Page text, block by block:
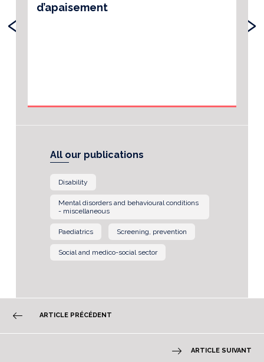
d’apaisement
‹ ›
All our publications
Disability
Mental disorders and behavioural conditions
- miscellaneous
Paediatrics Screening, prevention
Social and medico-social sector
ARTICLE PRÉCÉDENT
ARTICLE SUIVANT